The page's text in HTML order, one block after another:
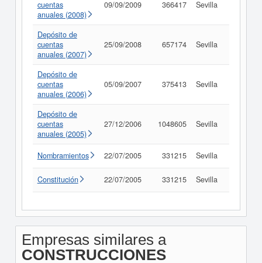
cuentas
anuales (2008)
09/09/2009 366417 Sevilla
Depósito de
cuentas
anuales (2007)
25/09/2008 657174 Sevilla
Depósito de
cuentas
anuales (2006)
05/09/2007 375413 Sevilla
Depósito de
cuentas
anuales (2005)
27/12/2006 1048605 Sevilla
Nombramientos 22/07/2005 331215 Sevilla
Constitución 22/07/2005 331215 Sevilla
Empresas similares a
CONSTRUCCIONES